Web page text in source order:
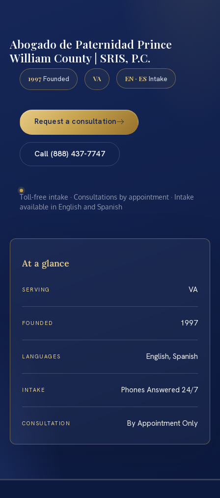
Abogado de Paternidad Prince
William County | SRIS, P.C.
1997 Founded VA EN · ES Intake
Request a consultation
Call (888) 437-7747
Toll-free intake · Consultations by appointment · Intake
available in English and Spanish
At a glance
SERVING VA
FOUNDED 1997
LANGUAGES English, Spanish
INTAKE Phones Answered 24/7
CONSULTATION By Appointment Only